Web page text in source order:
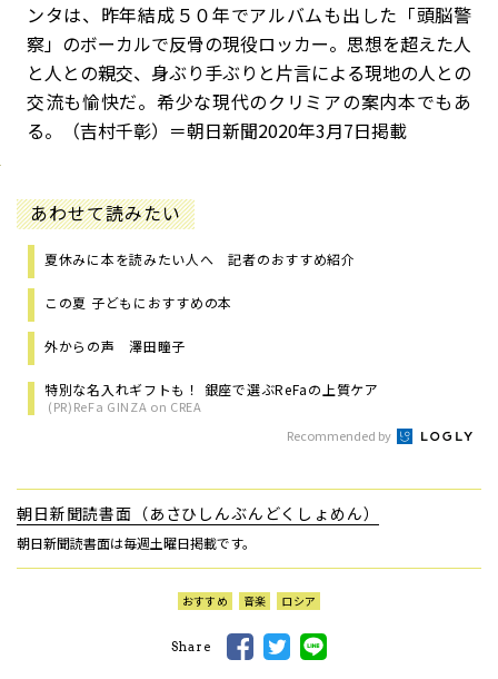
ンタは、昨年結成５０年でアルバムも出した「頭脳警
察」のボーカルで反骨の現役ロッカー。思想を超えた人
と人との親交、身ぶり手ぶりと片言による現地の人との
交流も愉快だ。希少な現代のクリミアの案内本でもあ
る。（吉村千彰）＝朝日新聞2020年3月7日掲載
あわせて読みたい
夏休みに本を読みたい人へ 記者のおすすめ紹介
この夏 子どもにおすすめの本
外からの声 澤田瞳子
特別な名入れギフトも！ 銀座で選ぶReFaの上質ケア
(PR)ReFa GINZA on CREA
Recommended by
朝日新聞読書面（あさひしんぶんどくしょめん）
朝日新聞読書面は毎週土曜日掲載です。
おすすめ 音楽 ロシア
Share